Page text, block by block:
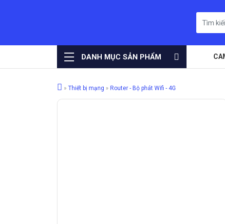
DANH MỤC SẢN PHẨM
» Thiết bị mạng » Router - Bộ phát Wifi - 4G